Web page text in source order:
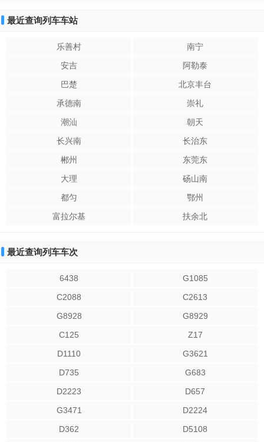
最近查询列车车站
乐善村
南宁
安吉
阿勒泰
巴楚
北京丰台
承德南
崇礼
潮汕
朝天
长兴南
长治东
郴州
东莞东
大理
砀山南
都匀
鄂州
富拉尔基
扶余北
最近查询列车车次
6438
G1085
C2088
C2613
G8928
G8929
C125
Z17
D1110
G3621
D735
G683
D2223
D657
G3471
D2224
D362
D5108